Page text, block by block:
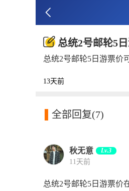

总统2号邮轮5
总统2号邮轮5日游票价
13天前
全部回复(7)
秋无意 Lv.3
11天前
总统2号邮轮5日游票价